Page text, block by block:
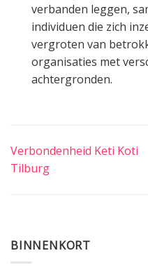
verbanden leggen,
individuen die zich
vergroten van
organisaties met
achtergronden.
Verbondenheid Keti Koti
Tilburg
BINNENKORT